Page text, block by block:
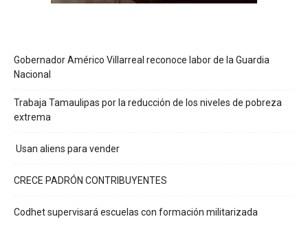
Gobernador Américo Villarreal reconoce labor de la Guardia
Nacional
Trabaja Tamaulipas por la reducción de los niveles de pobreza
extrema
Usan aliens para vender
CRECE PADRÓN CONTRIBUYENTES
Codhet supervisará escuelas con formación militarizada